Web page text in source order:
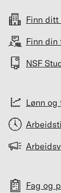
Finn
Finn din
NSF
Lønn
Fag og